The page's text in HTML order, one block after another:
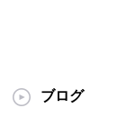
ブログ